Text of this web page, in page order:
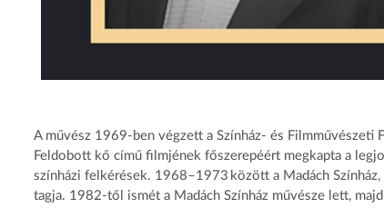
A művész 1969-ben végzett a Színház- és Filmművészeti
Feldobott kő című filmjének főszerepéért megkapta a
színházi felkérések. 1968–1973 között a Madách
tagja. 1982-től ismét a Madách Színház művésze lett,